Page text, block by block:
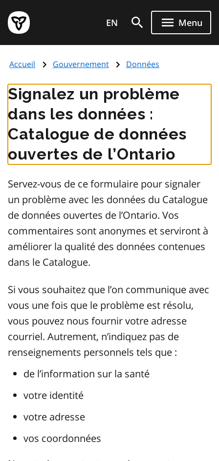
au
contenu
principal
Page
d'accueil
de
EN Menu
Accueil Gouvernement Données
Signalez un problème
dans les données :
Catalogue de données
ouvertes de l’Ontario
Servez-vous de ce formulaire pour signaler
un problème avec les données du Catalogue
de données ouvertes de l’Ontario. Vos
commentaires sont anonymes et serviront à
améliorer la qualité des données contenues
dans le Catalogue.
Si vous souhaitez que l’on communique avec
vous une fois que le problème est résolu,
vous pouvez nous fournir votre adresse
courriel. Autrement, n’indiquez pas de
renseignements personnels tels que :
de l’information sur la santé
votre identité
votre adresse
vos coordonnées